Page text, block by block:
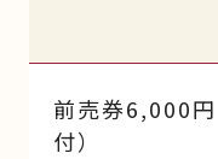
前売券6,000
付）